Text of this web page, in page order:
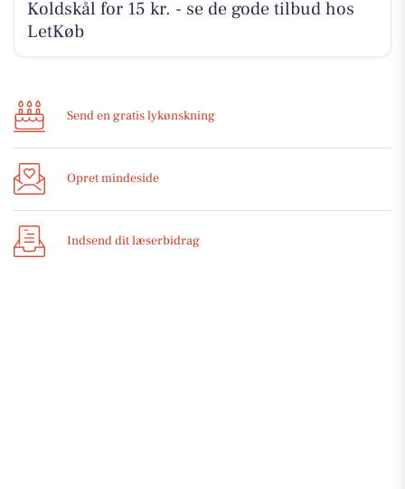
Koldskål for 15 kr. - se de gode tilbud hos
LetKøb
Send en gratis lykønskning
Opret mindeside
Indsend dit læserbidrag